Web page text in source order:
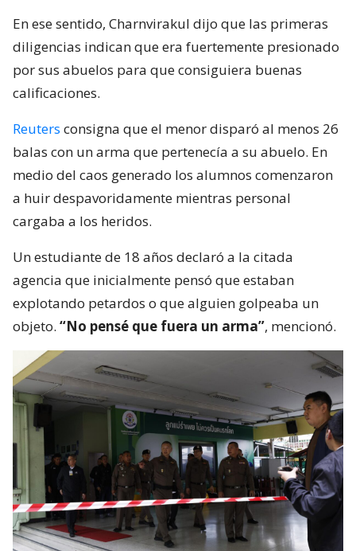
En ese sentido, Charnvirakul dijo que las primeras
diligencias indican que era fuertemente presionado
por sus abuelos para que consiguiera buenas
calificaciones.
Reuters consigna que el menor disparó al menos 26
balas con un arma que pertenecía a su abuelo. En
medio del caos generado los alumnos comenzaron
a huir despavoridamente mientras personal
cargaba a los heridos.
Un estudiante de 18 años declaró a la citada
agencia que inicialmente pensó que estaban
explotando petardos o que alguien golpeaba un
objeto. “No pensé que fuera un arma”, mencionó.